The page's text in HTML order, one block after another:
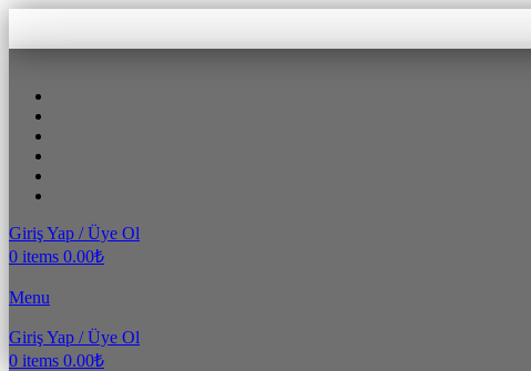
Giriş Yap / Üye Ol
0 items 0.00₺
Menu
Giriş Yap / Üye Ol
0 items 0.00₺